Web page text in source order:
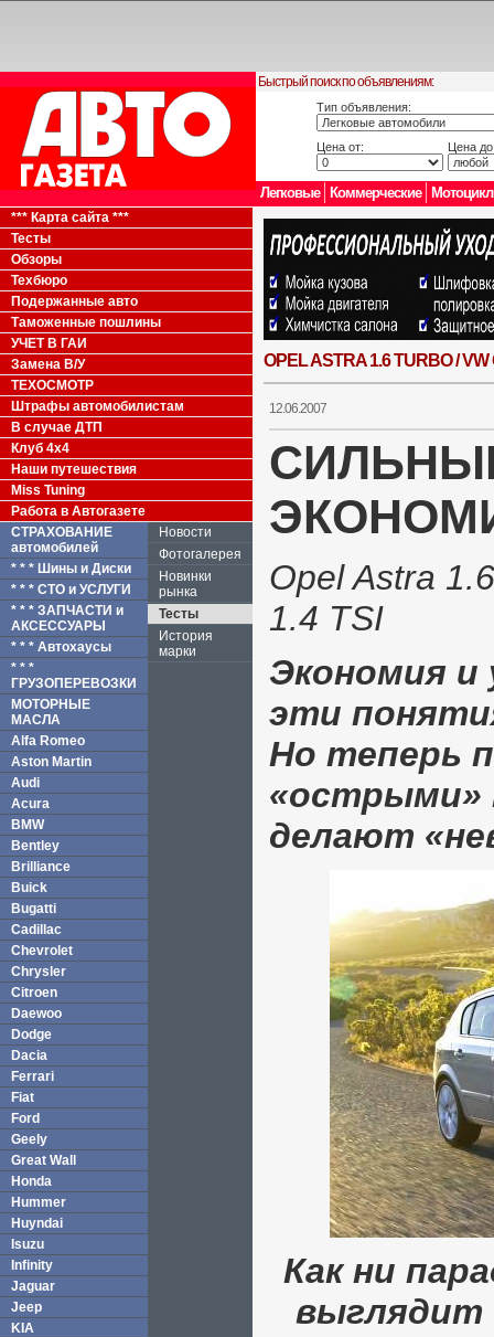
Быстрый поиск по объявлениям:
Тип объявления:
Цена от: Цена
Легковые Коммерческие
*** Карта сайта ***
Тесты
Обзоры
Техбюро
Подержанные авто
Таможенные пошлины
УЧЕТ В ГАИ
Замена В/У
ТЕХОСМОТР
Штрафы автомобилистам
В случае ДТП
Клуб 4x4
Наши путешествия
Miss Tuning
Работа в Автогазете
СТРАХОВАНИЕ
автомобилей
* * * Шины и Диски
* * * СТО и УСЛУГИ
* * * ЗАПЧАСТИ и
АКСЕССУАРЫ
* * * Автохаусы
* * *
ГРУЗОПЕРЕВОЗКИ
МОТОРНЫЕ
МАСЛА
Alfa Romeo
Aston Martin
Audi
Acura
BMW
Bentley
Brilliance
Buick
Bugatti
Cadillac
Chevrolet
Chrysler
Citroen
Daewoo
Dodge
Dacia
Ferrari
Fiat
Ford
Geely
Great Wall
Honda
Hummer
Huyndai
Isuzu
Infinity
Jaguar
Jeep
KIA
Новости
Фотогалерея
Новинки
рынка
Тесты
История
марки
OPEL ASTRA 1.6 TURBO / VW
12.06.2007
Opel Astra
1.4 TSI
Экономия и
эти
Но теперь
«острыми»
делают
Как ни
выглядит